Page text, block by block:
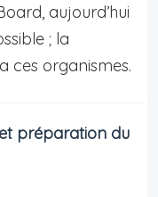
aujourd’hui
; la
ces organismes.
préparation du